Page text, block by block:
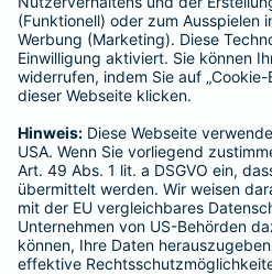
Adresse
Schaden